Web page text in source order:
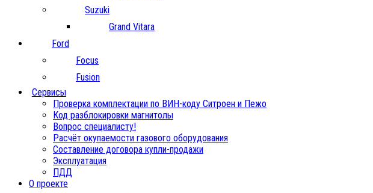
Suzuki
Grand Vitara
Ford
Focus
Fusion
Сервисы
Проверка комплектации по ВИН-коду Ситроен и Пежо
Код разблокировки магнитолы
Вопрос специалисту!
Расчёт окупаемости газового оборудования
Составление договора купли-продажи
Эксплуатация
ПДД
О проекте